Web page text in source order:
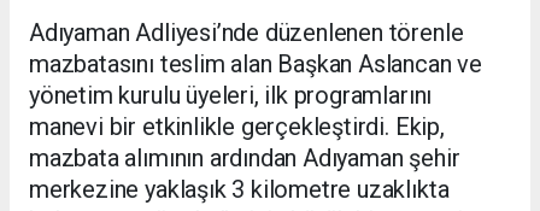
Adıyaman Adliyesi’nde düzenlenen törenle
mazbatasını teslim alan Başkan Aslancan ve
yönetim kurulu üyeleri, ilk programlarını
manevi bir etkinlikle gerçekleştirdi. Ekip,
mazbata alımının ardından Adıyaman şehir
merkezine yaklaşık 3 kilometre uzaklıkta